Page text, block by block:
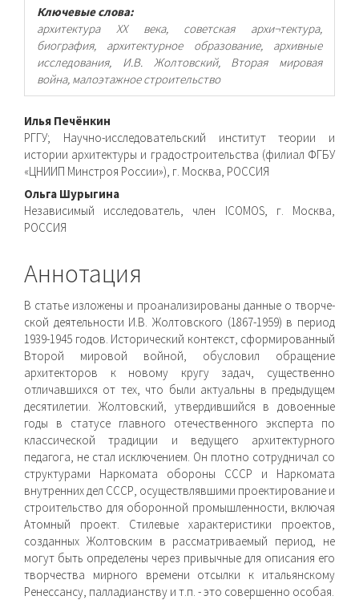
Ключевые слова:
архитектура ХХ века, советская архи¬тектура,
биография, архитектурное образование, архивные
исследования, И.В. Жолтовский, Вторая мировая
война, малоэтажное строительство
Основное
содержимое
статьи
Илья Печёнкин
РГГУ; Научно-исследовательский институт теории и
истории архитектуры и градостроительства (филиал ФГБУ
«ЦНИИП Минстроя России»), г. Москва, РОССИЯ
Ольга Шурыгина
Независимый исследователь, член ICOMOS, г. Москва,
РОССИЯ
Аннотация
В статье изложены и проанализированы данные о творче­
ской деятельности И.В. Жолтовского (1867-1959) в период
1939-1945 годов. Исторический контекст, сформированный
Второй мировой войной, обусловил обращение
архитекторов к новому кругу задач, существенно
отличавшихся от тех, что были актуальны в предыдущем
десятилетии. Жолтовский, утвердившийся в довоенные
годы в статусе главного отече­ственного эксперта по
классической традиции и ведущего архитектурного
педагога, не стал исключением. Он плотно сотрудничал со
структурами Наркомата обороны СССР и Наркомата
внутренних дел СССР, осуществлявшими проекти­рование и
строительство для оборонной промышленности, включая
Атомный проект. Стилевые характеристики про­ектов,
созданных Жолтовским в рассматриваемый период, не
могут быть определены через привычные для описания его
творчества мирного времени отсылки к итальянскому
Ренессансу, палладианству и т.п. - это совершенно особая.